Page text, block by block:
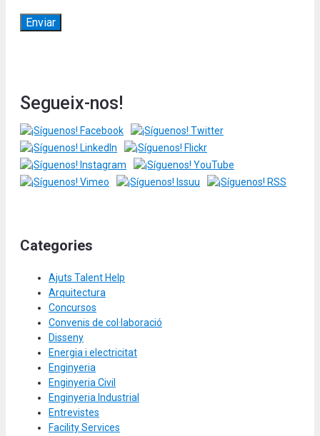
Segueix-nos!
Categories
Ajuts Talent Help
Arquitectura
Concursos
Convenis de col·laboració
Disseny
Energia i electricitat
Enginyeria
Enginyeria Civil
Enginyeria Industrial
Entrevistes
Facility Services